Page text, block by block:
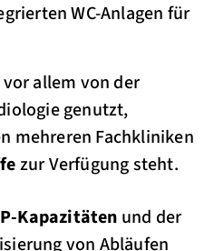
WC-Anlagen für
allem von der
genutzt,
mehreren Fachkliniken
zur Verfügung steht.
Kapazitäten und der
von Abläufen